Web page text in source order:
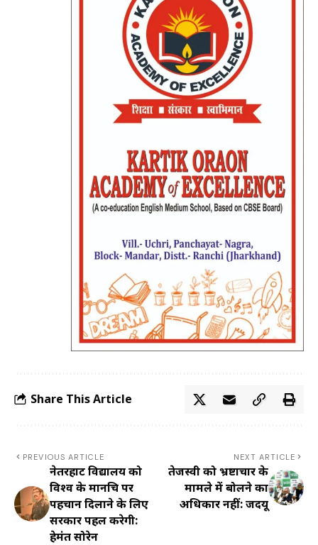
Share This Article
PREVIOUS ARTICLE
नेतरहाट विद्यालय को
विश्व के मानचित्र पर
पहचान दिलाने के लिए
सरकार पहल करेगी:
हेमंत सोरेन
NEXT ARTICLE
तेजस्वी को भ्रष्टाचार के
मामले में बोलने का
अधिकार नहीं: जदयू